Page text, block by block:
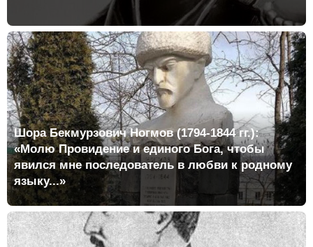
Шора Бекмурзович Ногмов (1794-1844 гг.):
«Молю Провидение и единого Бога, чтобы
явился мне последователь в любви к родному
языку...»